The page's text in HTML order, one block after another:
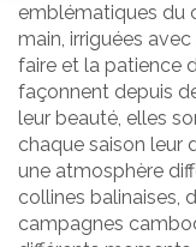
emblématiques du
main, irriguées
faire et la patience
façonnent depuis
leur beauté, elles
chaque saison leur
une atmosphère
collines balinaises,
campagnes